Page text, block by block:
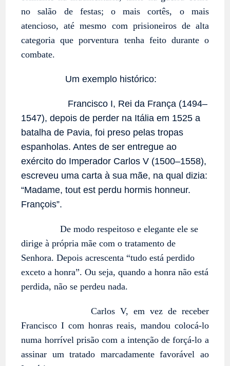
no salão de festas; o mais cortês, o mais
atencioso, até mesmo com prisioneiros de alta
categoria que porventura tenha feito durante o
combate.
Um exemplo histórico:
Francisco I, Rei da França (1494–
1547), depois de perder na Itália em 1525 a
batalha de Pavia, foi preso pelas tropas
espanholas. Antes de ser entregue ao
exército do Imperador Carlos V (1500–1558),
escreveu uma carta à sua mãe, na qual dizia:
“Madame, tout est perdu hormis honneur.
François”.
De modo respeitoso e elegante ele se
dirige à própria mãe com o tratamento de
Senhora. Depois acrescenta “tudo está perdido
exceto a honra”. Ou seja, quando a honra não está
perdida, não se perdeu nada.
Carlos V, em vez de receber
Francisco I com honras reais, mandou colocá-lo
numa horrível prisão com a intenção de forçá-lo a
assinar um tratado marcadamente favorável ao